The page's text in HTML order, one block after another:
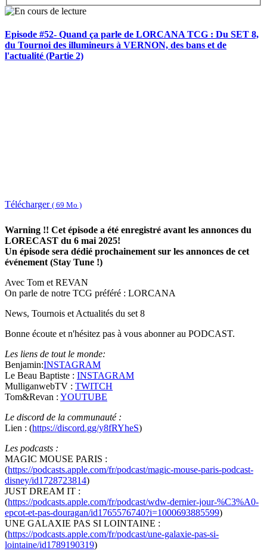
Episode #52- Quand ça parle de LORCANA TCG : Du SET 8,
du Tournoi des illumineurs à VERNON, des bans et de
l'actualité (Partie 2)
Télécharger ( 69 Mo )
Warning !! Cet épisode a été enregistré avant les annonces du
LORECAST du 6 mai 2025!
Un épisode sera dédié prochainement sur les annonces de cet
événement (Stay Tune !)
Avec Tom et REVAN
On parle de notre TCG préféré : LORCANA
News, Tournois et Actualités du set 8
Bonne écoute et n'hésitez pas à vous abonner au PODCAST.
Les liens de tout le monde:
Benjamin:INSTAGRAM
Le Beau Baptiste : INSTAGRAM
MulliganwebTV : TWITCH
Tom&Revan : YOUTUBE
Le discord de la communauté :
Lien : (https://discord.gg/y8fRYheS)
Les podcasts :
MAGIC MOUSE PARIS :
(https://podcasts.apple.com/fr/podcast/magic-mouse-paris-podcast-
disney/id1728723814)
JUST DREAM IT :
(https://podcasts.apple.com/fr/podcast/wdw-dernier-jour-%C3%A0-
epcot-et-pas-douragan/id1765576740?i=1000693885599)
UNE GALAXIE PAS SI LOINTAINE :
(https://podcasts.apple.com/fr/podcast/une-galaxie-pas-si-
lointaine/id1789190319)